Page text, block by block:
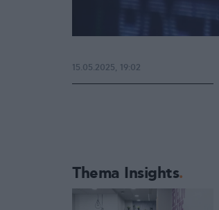
15.05.2025, 19:02
Thema Insights